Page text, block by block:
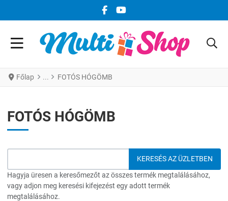
FACEBOOK KÖZÖSSÉGI LINK
YOUTUBE KÖZÖSSÉGI LINK
Főlap FOTÓS HÓGÖMB
FOTÓS HÓGÖMB
Hagyja üresen a keresőmezőt az összes termék megtalálásához,
vagy adjon meg keresési kifejezést egy adott termék
megtalálásához.